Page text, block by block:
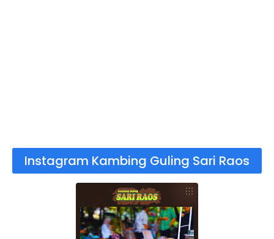
Instagram Kambing Guling Sari Raos